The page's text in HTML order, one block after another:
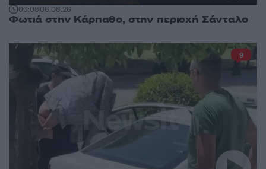
00:0806.08.26
Φωτιά στην Κάρπαθο, στην περιοχή Σάνταλο
9